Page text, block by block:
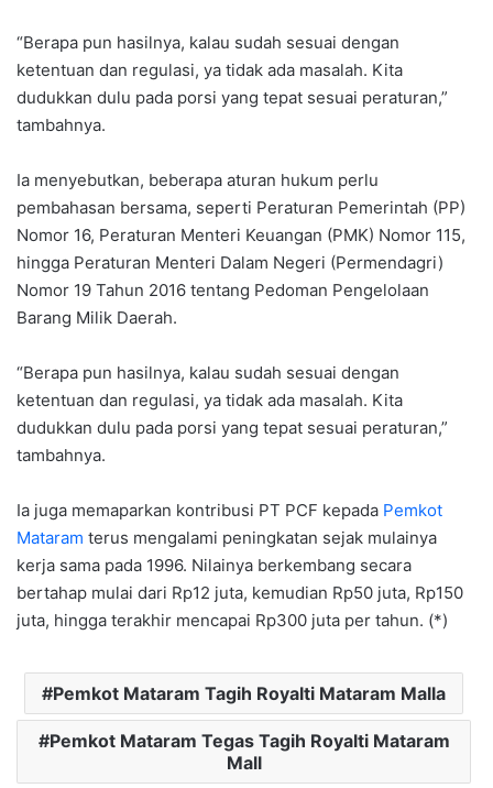
“Berapa pun hasilnya, kalau sudah sesuai dengan
ketentuan dan regulasi, ya tidak ada masalah. Kita
dudukkan dulu pada porsi yang tepat sesuai peraturan,”
tambahnya.
Ia menyebutkan, beberapa aturan hukum perlu
pembahasan bersama, seperti Peraturan Pemerintah (PP)
Nomor 16, Peraturan Menteri Keuangan (PMK) Nomor 115,
hingga Peraturan Menteri Dalam Negeri (Permendagri)
Nomor 19 Tahun 2016 tentang Pedoman Pengelolaan
Barang Milik Daerah.
“Berapa pun hasilnya, kalau sudah sesuai dengan
ketentuan dan regulasi, ya tidak ada masalah. Kita
dudukkan dulu pada porsi yang tepat sesuai peraturan,”
tambahnya.
Ia juga memaparkan kontribusi PT PCF kepada Pemkot
Mataram terus mengalami peningkatan sejak mulainya
kerja sama pada 1996. Nilainya berkembang secara
bertahap mulai dari Rp12 juta, kemudian Rp50 juta, Rp150
juta, hingga terakhir mencapai Rp300 juta per tahun. (*)
Pemkot Mataram Tagih Royalti Mataram Malla
Pemkot Mataram Tegas Tagih Royalti Mataram
Mall